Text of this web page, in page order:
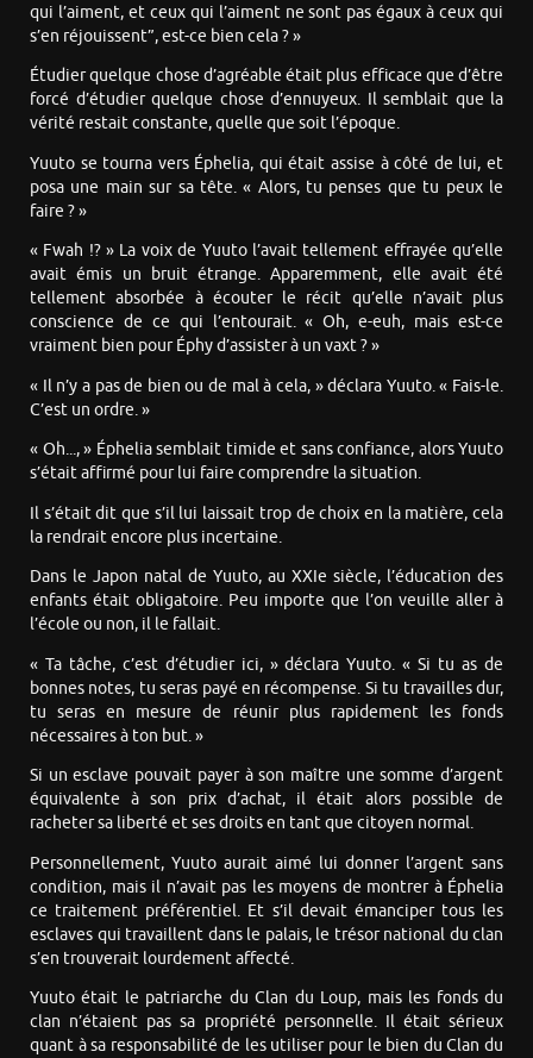
qui l’aiment, et ceux qui l’aiment ne sont pas égaux à ceux qui
s’en réjouissent”, est-ce bien cela ? »
Étudier quelque chose d’agréable était plus efficace que d’être
forcé d’étudier quelque chose d’ennuyeux. Il semblait que la
vérité restait constante, quelle que soit l’époque.
Yuuto se tourna vers Éphelia, qui était assise à côté de lui, et
posa une main sur sa tête. « Alors, tu penses que tu peux le
faire ? »
« Fwah !? » La voix de Yuuto l’avait tellement effrayée qu’elle
avait émis un bruit étrange. Apparemment, elle avait été
tellement absorbée à écouter le récit qu’elle n’avait plus
conscience de ce qui l’entourait. « Oh, e-euh, mais est-ce
vraiment bien pour Éphy d’assister à un vaxt ? »
« Il n’y a pas de bien ou de mal à cela, » déclara Yuuto. « Fais-le.
C’est un ordre. »
« Oh..., » Éphelia semblait timide et sans confiance, alors Yuuto
s’était affirmé pour lui faire comprendre la situation.
Il s’était dit que s’il lui laissait trop de choix en la matière, cela
la rendrait encore plus incertaine.
Dans le Japon natal de Yuuto, au XXIe siècle, l’éducation des
enfants était obligatoire. Peu importe que l’on veuille aller à
l’école ou non, il le fallait.
« Ta tâche, c’est d’étudier ici, » déclara Yuuto. « Si tu as de
bonnes notes, tu seras payé en récompense. Si tu travailles dur,
tu seras en mesure de réunir plus rapidement les fonds
nécessaires à ton but. »
Si un esclave pouvait payer à son maître une somme d’argent
équivalente à son prix d’achat, il était alors possible de
racheter sa liberté et ses droits en tant que citoyen normal.
Personnellement, Yuuto aurait aimé lui donner l’argent sans
condition, mais il n’avait pas les moyens de montrer à Éphelia
ce traitement préférentiel. Et s’il devait émanciper tous les
esclaves qui travaillent dans le palais, le trésor national du clan
s’en trouverait lourdement affecté.
Yuuto était le patriarche du Clan du Loup, mais les fonds du
clan n’étaient pas sa propriété personnelle. Il était sérieux
quant à sa responsabilité de les utiliser pour le bien du Clan du